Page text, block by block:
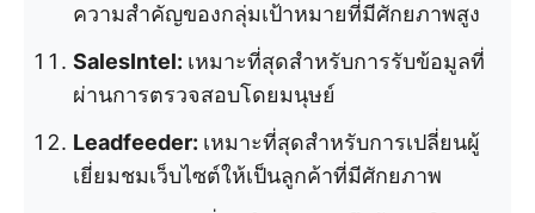
ความสำคัญของกลุ่มเป้าหมายที่มีศักยภาพสูง
SalesIntel: เหมาะที่สุดสำหรับการรับข้อมูลที่
ผ่านการตรวจสอบโดยมนุษย์
Leadfeeder: เหมาะที่สุดสำหรับการเปลี่ยนผู้
เยี่ยมชมเว็บไซต์ให้เป็นลูกค้าที่มีศักยภาพ